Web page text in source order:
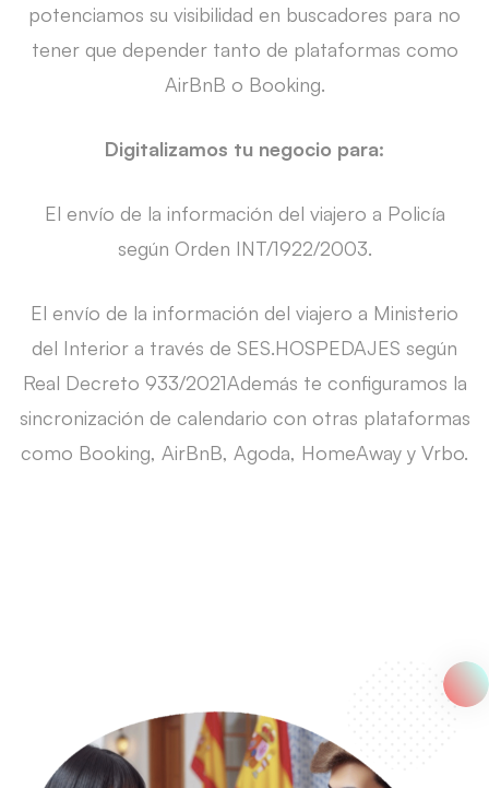
potenciamos su visibilidad en buscadores para no
tener que depender tanto de plataformas como
AirBnB o Booking.
Digitalizamos tu negocio para:
El envío de la información del viajero a Policía
según Orden INT/1922/2003.
El envío de la información del viajero a Ministerio
del Interior a través de SES.HOSPEDAJES según
Real Decreto 933/2021Además te configuramos la
sincronización de calendario con otras plataformas
como Booking, AirBnB, Agoda, HomeAway y Vrbo.